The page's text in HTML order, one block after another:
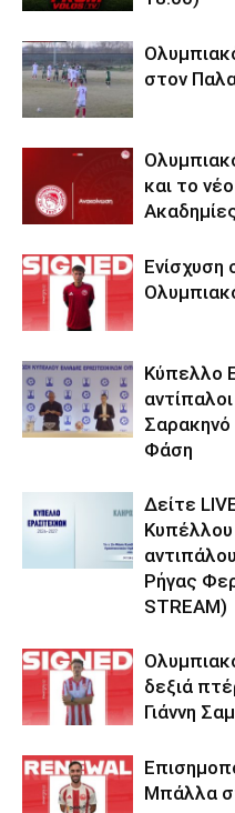
στον
και το
Ενίσχυση
Κύπελλο
Σαρακηνό
Φάση
Δείτε
Κυπέλλου
Ρήγας
STREAM)
δεξιά
Γιάννη
Μπάλλα